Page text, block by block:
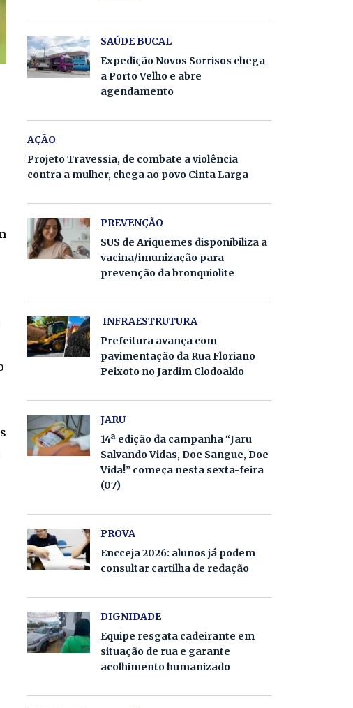
SAÚDE BUCAL
Expedição Novos Sorrisos chega
a Porto Velho e abre
agendamento
AÇÃO
Projeto Travessia, de combate a violência
contra a mulher, chega ao povo Cinta Larga
PREVENÇÃO
SUS de Ariquemes disponibiliza a
vacina/imunização para
prevenção da bronquiolite
INFRAESTRUTURA
Prefeitura avança com
pavimentação da Rua Floriano
Peixoto no Jardim Clodoaldo
JARU
14ª edição da campanha “Jaru
Salvando Vidas, Doe Sangue, Doe
Vida!” começa nesta sexta-feira
(07)
PROVA
Encceja 2026: alunos já podem
consultar cartilha de redação
DIGNIDADE
Equipe resgata cadeirante em
situação de rua e garante
acolhimento humanizado